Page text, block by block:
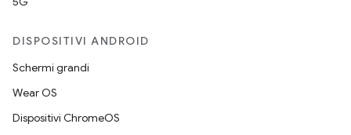
DISPOSITIVI ANDROID
Schermi grandi
Wear OS
Dispositivi ChromeOS